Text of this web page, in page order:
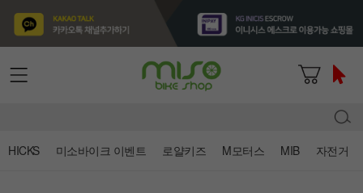
HICKS 미소바이크 이벤트 로얄키즈 M모터스 MIB 자전거